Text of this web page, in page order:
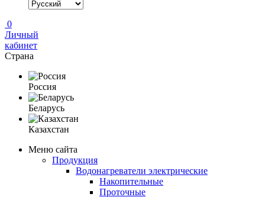
0
Личный
кабинет
Страна
Россия
Беларусь
Казахстан
Меню сайта
Продукция
Водонагреватели электрические
Накопительные
Проточные